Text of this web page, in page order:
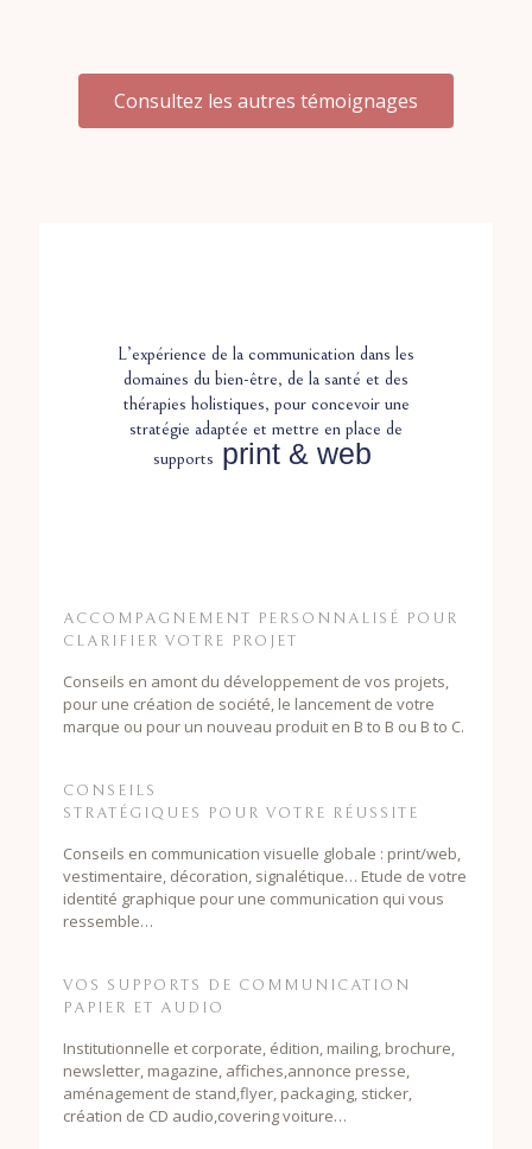
Consultez les autres témoignages
L’expérience de la communication dans les
domaines du bien-être, de la santé et des
thérapies holistiques, pour concevoir une
stratégie adaptée et mettre en place de
supports print & web
ACCOMPAGNEMENT PERSONNALISÉ POUR
CLARIFIER VOTRE PROJET
Conseils en amont du développement de vos projets,
pour une création de société, le lancement de votre
marque ou pour un nouveau produit en B to B ou B to C.
CONSEILS
STRATÉGIQUES POUR VOTRE RÉUSSITE
Conseils en communication visuelle globale : print/web,
vestimentaire, décoration, signalétique… Etude de votre
identité graphique pour une communication qui vous
ressemble…
VOS SUPPORTS DE COMMUNICATION
PAPIER ET AUDIO
Institutionnelle et corporate, édition, mailing, brochure,
newsletter, magazine, affiches,annonce presse,
aménagement de stand,flyer, packaging, sticker,
création de CD audio,covering voiture…